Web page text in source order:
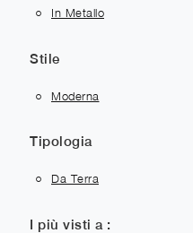
In Metallo
Stile
Moderna
Tipologia
Da Terra
I più visti a :